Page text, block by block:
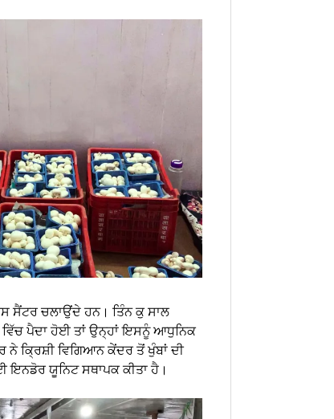
ਸੈਂਟਰ ਚਲਾਉਂਦੇ ਹਨ। ਤਿੰਨ ਕੁ ਸਾਲ
ਵਿੱਚ ਪੈਦਾ ਹੋਈ ਤਾਂ ਉਨ੍ਹਾਂ ਇਸਨੂੰ ਆਧੁਨਿਕ
ਨੇ ਕ੍ਰਿਸ਼ੀ ਵਿਗਿਆਨ ਕੇਂਦਰ ਤੋਂ ਖੁੰਬਾਂ ਦੀ
ਇਨਡੋਰ ਯੂਨਿਟ ਸਥਾਪਕ ਕੀਤਾ ਹੈ।